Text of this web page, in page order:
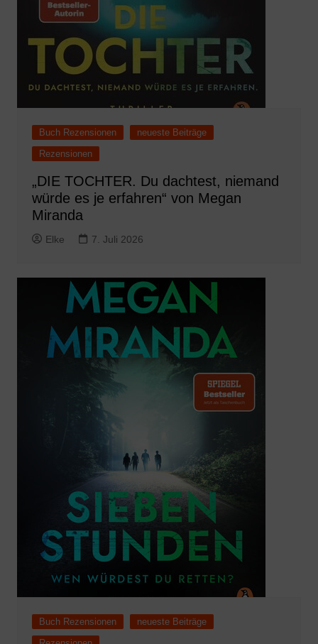
Buch Rezensionen
neueste Beiträge
Rezensionen
„DIE TOCHTER. Du dachtest, niemand
würde es je erfahren“ von Megan
Miranda
Elke 7. Juli 2026
Buch Rezensionen
neueste Beiträge